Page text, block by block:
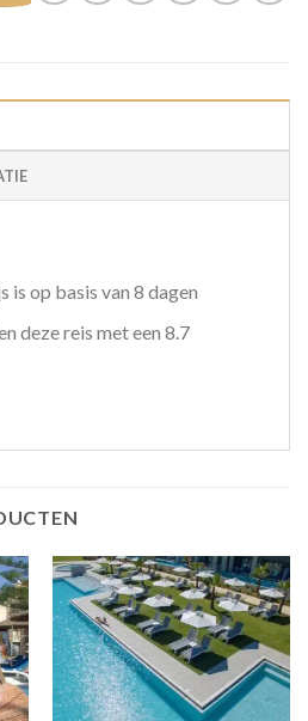
is op basis van 8 dagen
deze reis met een 8.7